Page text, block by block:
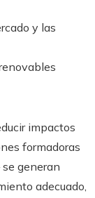
y las
impactos
formadoras
generan
adecuado,